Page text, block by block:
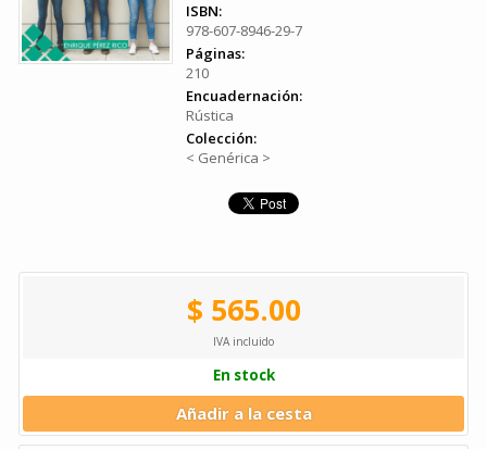
ISBN:
978-607-8946-29-7
Páginas:
210
Encuadernación:
Rústica
Colección:
< Genérica >
$ 565.00
IVA incluido
En stock
Añadir a la cesta